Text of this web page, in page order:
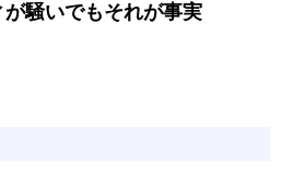
騒いでもそれが事実